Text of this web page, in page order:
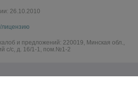
26.10.2010
лицензию
и предложений: 220019, Минская обл.,
с/с, д. 16/1-1, пом.№1-2